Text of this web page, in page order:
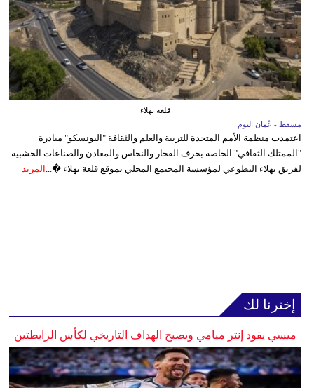
قلعة بهلاء
مسقط - عُمان اليوم
اعتمدت منظمة الأمم المتحدة للتربية والعلم والثقافة "اليونسكو" مبادرة
"الممتلك الثقافي" الخاصة بحرف الفخار والنحاس والمعادن والصناعات الخشبية
لفريق بهلاء التطوعي لمؤسسة المجتمع المحلي بموقع قلعة بهلاء �... المزيد
إخترنا لك
ميسي يقود إنتر ميامي ويصبح الهداف التاريخي لكأس الرابطتين